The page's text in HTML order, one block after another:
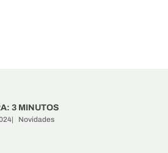
3 MINUTOS
| Novidades